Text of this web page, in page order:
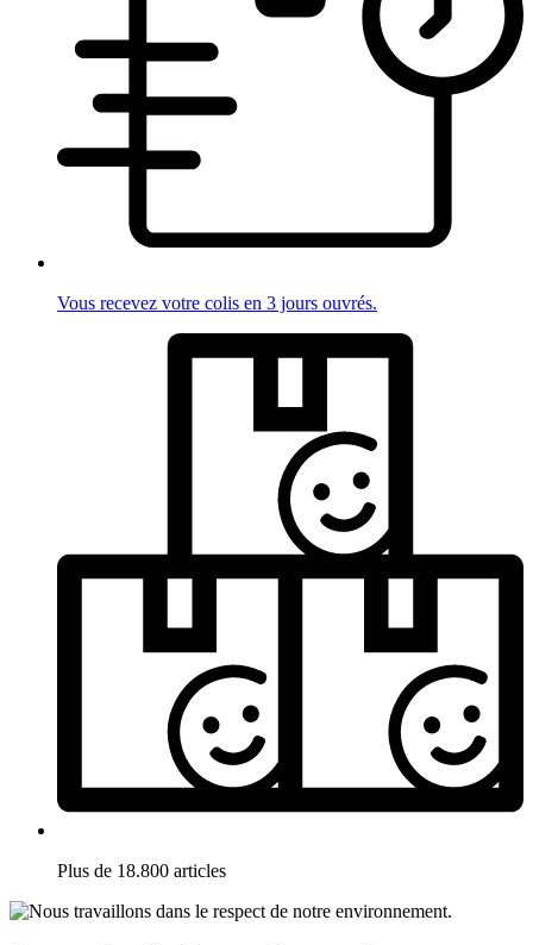
Vous recevez votre colis en 3 jours ouvrés.
Plus de 18.800 articles